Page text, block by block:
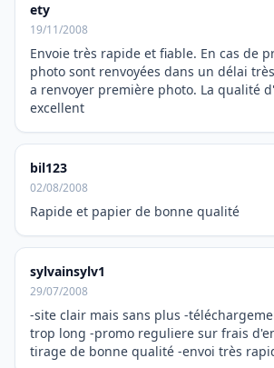
ety
19/11/2008
Envoie très rapide et fiable. En cas de
photo sont renvoyées dans un délai
a renvoyer première photo. La qualité
excellent
bil123
02/08/2008
Rapide et papier de bonne qualité
sylvainsylv1
29/07/2008
-site clair mais sans plus -
trop long -promo reguliere sur frais
tirage de bonne qualité -envoi très